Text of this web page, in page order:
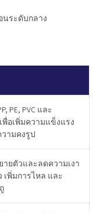
นระดับกลาง
PE, PVC และ
อเพิ่มความแข็งแรง
ามคงรูป
ยตัวและลดความเงา
พิ่มการไหล และ